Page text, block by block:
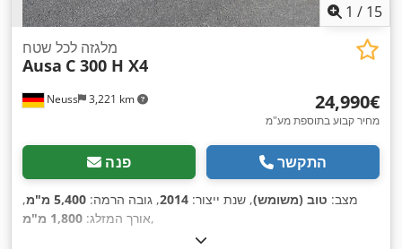
1 / 15
Neuss 3,221 km
מלגזה לכל שטח
Ausa C 300 H X4
‏24,990 ‏€
מחיר קבוע בתוספת מע"מ
פנה התקשר
מצב: טוב (משומש), שנת ייצור: 2014, גובה הרמה: 5,400 מ"מ
,
אורך המזלג: 1,800 מ"מ ,